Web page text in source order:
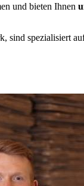
und bieten Ihnen
sind spezialisiert